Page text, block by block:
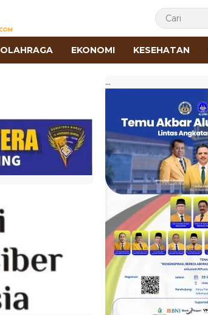
OLAHRAGA EKONOMI KESEHATAN
...